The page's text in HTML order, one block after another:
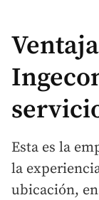
Esta es la
la
ubicación,